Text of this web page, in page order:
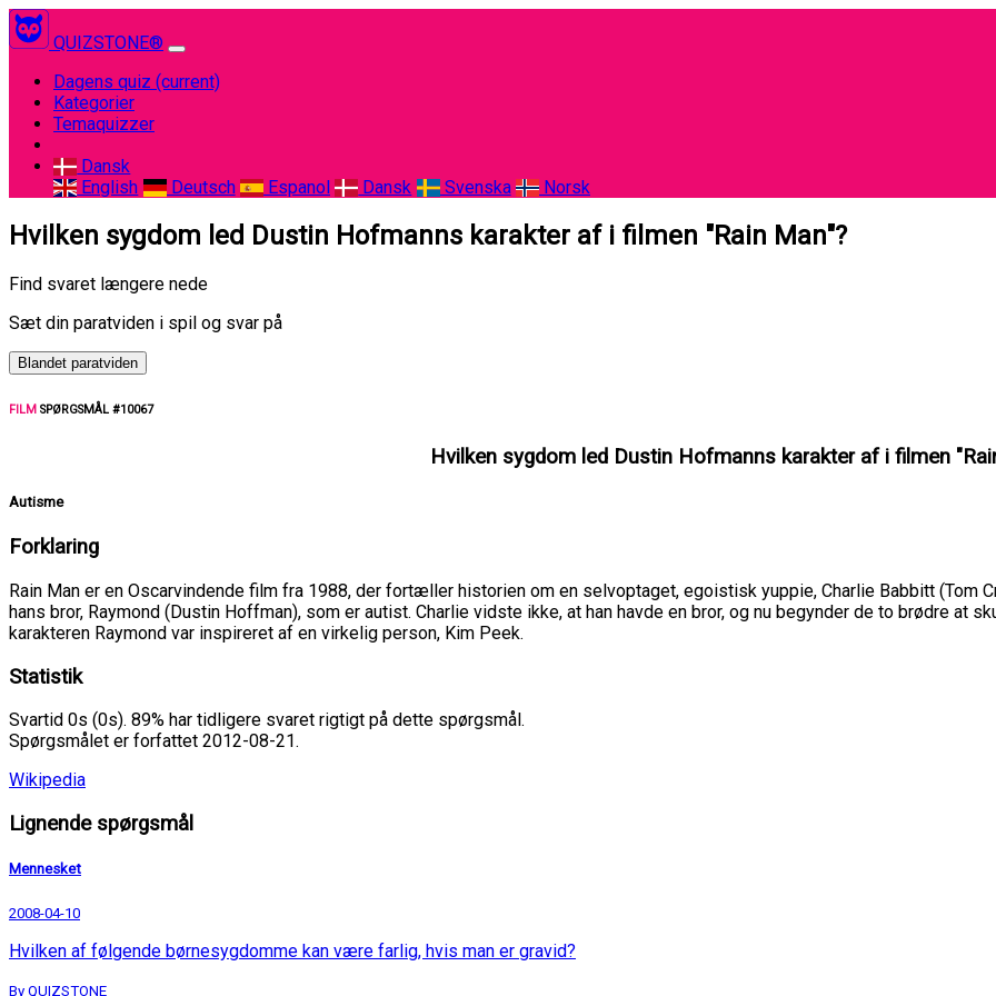
QUIZSTONE®
Dagens quiz (current)
Kategorier
Temaquizzer
Dansk
English
Deutsch Espanol Dansk Svenska Norsk
Hvilken sygdom led Dustin Hofmanns karakter af i filmen "Rain Man"?
Find svaret længere nede
Sæt din paratviden i spil og svar på
Blandet paratviden
FILM SPØRGSMÅL #10067
Hvilken sygdom led Dustin Hofmanns karakter af i filmen
Autisme
Forklaring
Rain Man er en Oscarvindende film fra 1988, der fortæller historien om en selvoptaget, egoistisk yuppie, Charlie Babbitt (Tom
hans bror, Raymond (Dustin Hoffman), som er autist. Charlie vidste ikke, at han havde en bror, og nu begynder de to brødre at
karakteren Raymond var inspireret af en virkelig person, Kim Peek.
Statistik
Svartid 0s (0s). 89% har tidligere svaret rigtigt på dette spørgsmål.
Spørgsmålet er forfattet 2012-08-21.
Wikipedia
Lignende spørgsmål
Mennesket
2008-04-10
Hvilken af følgende børnesygdomme kan være farlig, hvis man er gravid?
By QUIZSTONE